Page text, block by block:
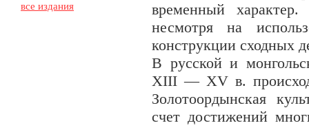
все издания
временный
несмотря на
конструкции сходных
В русской и
XIII — XV в.
Золотоордынская
счет достижений